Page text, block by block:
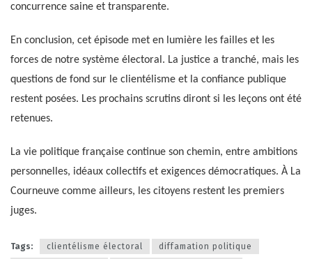
concurrence saine et transparente.
En conclusion, cet épisode met en lumière les failles et les
forces de notre système électoral. La justice a tranché, mais les
questions de fond sur le clientélisme et la confiance publique
restent posées. Les prochains scrutins diront si les leçons ont été
retenues.
La vie politique française continue son chemin, entre ambitions
personnelles, idéaux collectifs et exigences démocratiques. À La
Courneuve comme ailleurs, les citoyens restent les premiers
juges.
Tags: clientélisme électoral
diffamation politique